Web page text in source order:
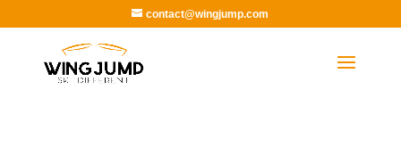
contact@wingjump.com